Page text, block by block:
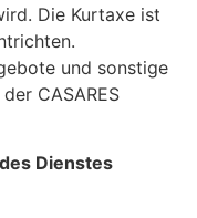
Die Kurtaxe ist
und sonstige
CASARES
Dienstes